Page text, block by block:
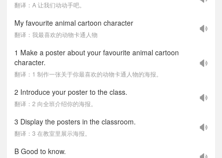
翻译：A 让我们动动手吧。
My favourite animal cartoon character
翻译：我最喜欢的动物卡通人物
1 Make a poster about your favourite animal cartoon
character.
翻译：1 制作一张关于你最喜欢的动物卡通人物的海报。
2 Introduce your poster to the class.
翻译：2 向全班介绍你的海报。
3 Display the posters in the classroom.
翻译：3 在教室里展示海报。
B Good to know.